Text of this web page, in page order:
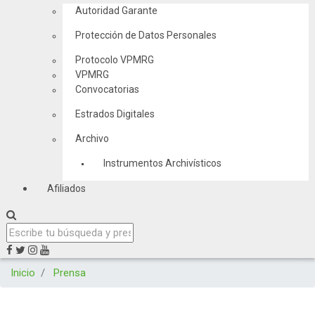
Autoridad Garante
Protección de Datos Personales
Protocolo VPMRG
VPMRG
Convocatorias
Estrados Digitales
Archivo
Instrumentos Archivísticos
Afiliados
Inicio Prensa